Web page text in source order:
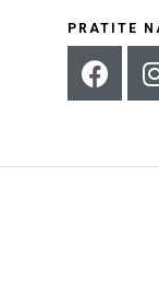
PRATITE